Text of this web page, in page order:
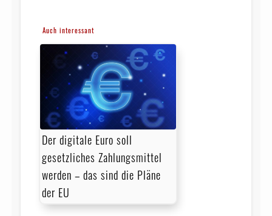
Auch interessant
Der digitale Euro soll
gesetzliches Zahlungsmittel
werden – das sind die Pläne
der EU